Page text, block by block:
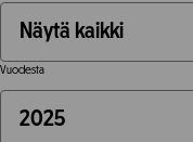
Vuodesta